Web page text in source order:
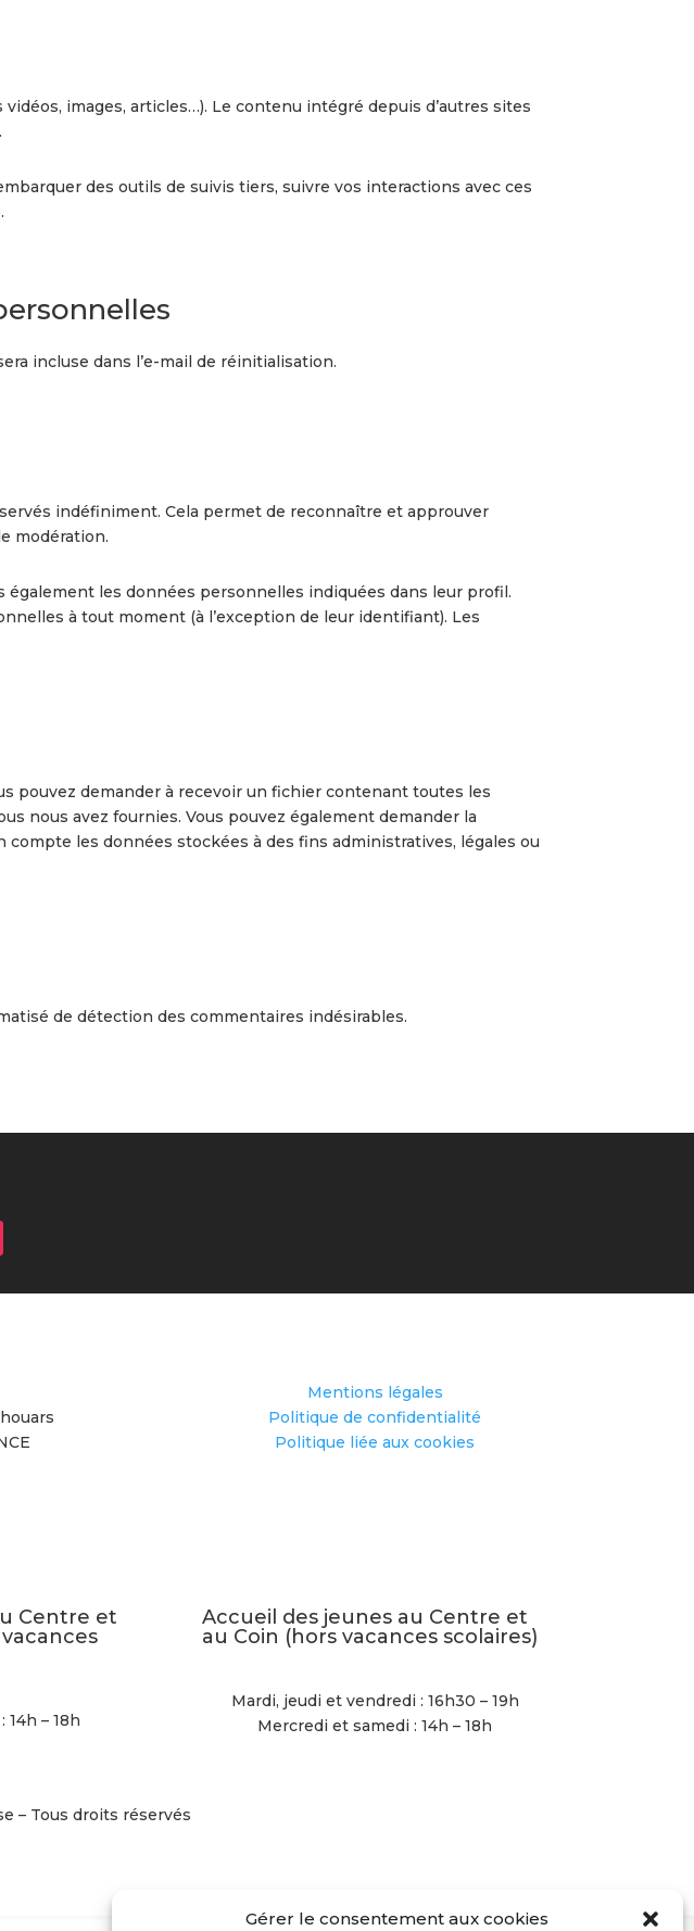
Gérer le consentement aux cookies
images, articles…). Le contenu intégré depuis d’autres sites
des outils de suivis tiers, suivre vos interactions avec ces
incluse dans l’e-mail de réinitialisation.
indéfiniment. Cela permet de reconnaître et approuver
modération.
les données personnelles indiquées dans leur profil.
à tout moment (à l’exception de leur identifiant). Les
pouvez demander à recevoir un fichier contenant toutes les
nous avez fournies. Vous pouvez également demander la
les données stockées à des fins administratives, légales ou
de détection des commentaires indésirables.
Mentions légales
Politique de confidentialité
Politique liée aux cookies
Centre et
14h – 18h
Accueil des jeunes au Centre et
au Coin (hors vacances scolaires)
Mardi, jeudi et vendredi : 16h30 – 19h
Mercredi et samedi : 14h – 18h
– Tous droits réservés